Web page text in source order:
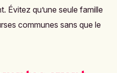
Évitez qu’une seule famille
communes sans que le